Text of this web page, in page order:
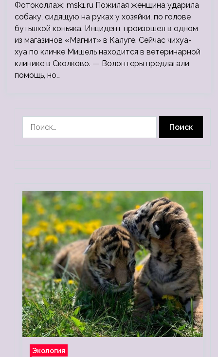
Фотоколлаж: msk1.ru Пожилая женщина ударила
собаку, сидящую на руках у хозяйки, по голове
бутылкой коньяка. Инцидент произошел в одном
из магазинов «Магнит» в Калуге. Сейчас чихуа-
хуа по кличке Мишель находится в ветеринарной
клинике в Сколково. — Волонтеры предлагали
помощь, но…
Экология